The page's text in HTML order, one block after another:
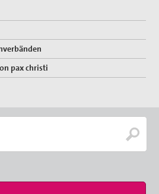
im Kontext des neuen
pax christi